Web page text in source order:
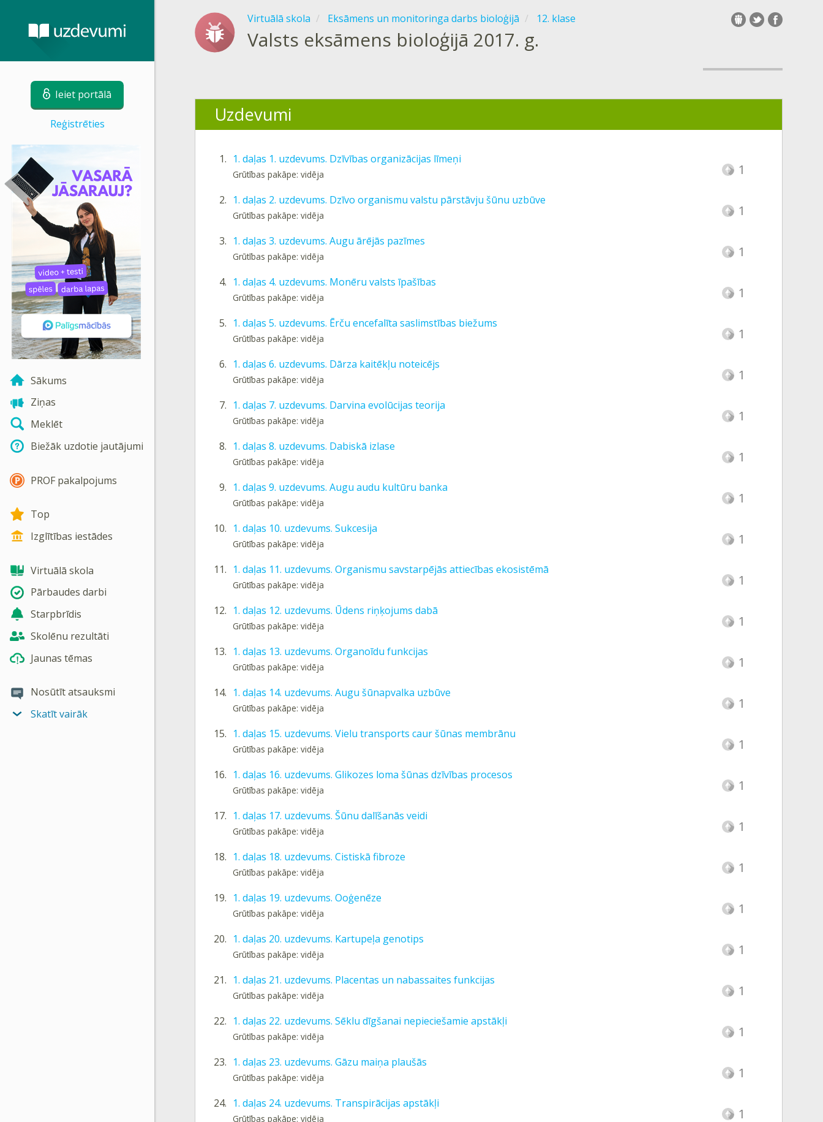
Ieiet portālā
Reģistrēties
Sākums
Ziņas
Meklēt
Biežāk uzdotie jautājumi
PROF pakalpojums
Top
Izglītības iestādes
Virtuālā skola
Pārbaudes darbi
Starpbrīdis
Skolēnu rezultāti
Jaunas tēmas
Nosūtīt atsauksmi
Skatīt vairāk
Virtuālā skola Eksāmens un monitoringa darbs bioloģijā 12. klase
Valsts eksāmens bioloģijā 2017. g.
Uzdevumi
1. 1. daļas 1. uzdevums. Dzīvības organizācijas līmeņi
Grūtības pakāpe: vidēja 1
2. 1. daļas 2. uzdevums. Dzīvo organismu valstu pārstāvju šūnu uzbūve
Grūtības pakāpe: vidēja 1
3. 1. daļas 3. uzdevums. Augu ārējās pazīmes
Grūtības pakāpe: vidēja 1
4. 1. daļas 4. uzdevums. Monēru valsts īpašības
Grūtības pakāpe: vidēja 1
5. 1. daļas 5. uzdevums. Ērču encefalīta saslimstības biežums
Grūtības pakāpe: vidēja 1
6. 1. daļas 6. uzdevums. Dārza kaitēkļu noteicējs
Grūtības pakāpe: vidēja 1
7. 1. daļas 7. uzdevums. Darvina evolūcijas teorija
Grūtības pakāpe: vidēja 1
8. 1. daļas 8. uzdevums. Dabiskā izlase
Grūtības pakāpe: vidēja 1
9. 1. daļas 9. uzdevums. Augu audu kultūru banka
Grūtības pakāpe: vidēja 1
10. 1. daļas 10. uzdevums. Sukcesija
Grūtības pakāpe: vidēja 1
11. 1. daļas 11. uzdevums. Organismu savstarpējās attiecības ekosistēmā
Grūtības pakāpe: vidēja 1
12. 1. daļas 12. uzdevums. Ūdens riņķojums dabā
Grūtības pakāpe: vidēja 1
13. 1. daļas 13. uzdevums. Organoīdu funkcijas
Grūtības pakāpe: vidēja 1
14. 1. daļas 14. uzdevums. Augu šūnapvalka uzbūve
Grūtības pakāpe: vidēja 1
15. 1. daļas 15. uzdevums. Vielu transports caur šūnas membrānu
Grūtības pakāpe: vidēja 1
16. 1. daļas 16. uzdevums. Glikozes loma šūnas dzīvības procesos
Grūtības pakāpe: vidēja 1
17. 1. daļas 17. uzdevums. Šūnu dalīšanās veidi
Grūtības pakāpe: vidēja 1
18. 1. daļas 18. uzdevums. Cistiskā fibroze
Grūtības pakāpe: vidēja 1
19. 1. daļas 19. uzdevums. Ooģenēze
Grūtības pakāpe: vidēja 1
20. 1. daļas 20. uzdevums. Kartupeļa genotips
Grūtības pakāpe: vidēja 1
21. 1. daļas 21. uzdevums. Placentas un nabassaites funkcijas
Grūtības pakāpe: vidēja 1
22. 1. daļas 22. uzdevums. Sēklu dīgšanai nepieciešamie apstākļi
Grūtības pakāpe: vidēja 1
23. 1. daļas 23. uzdevums. Gāzu maiņa plaušās
Grūtības pakāpe: vidēja 1
24. 1. daļas 24. uzdevums. Transpirācijas apstākļi
Grūtības pakāpe: vidēja 1